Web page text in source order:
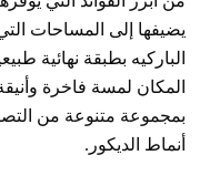
يضيفها إلى المساحات
الباركيه بطبقة نهائية
المكان لمسة فاخرة
بمجموعة متنوعة من
أنماط الديكور.